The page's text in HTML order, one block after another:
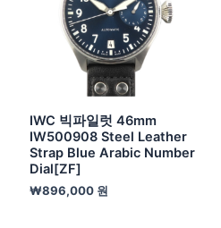
IWC 빅파일럿 46mm
IW500908 Steel Leather
Strap Blue Arabic Number
Dial[ZF]
₩896,000 원